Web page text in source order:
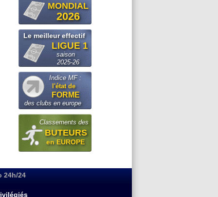
MONDIAL
2026
Le meilleur effectif
LIGUE 1
saison
2025-26
Indice MF :
l'état de
FORME
des clubs en europe
Classements des
BUTEURS
en EUROPE
24h/24